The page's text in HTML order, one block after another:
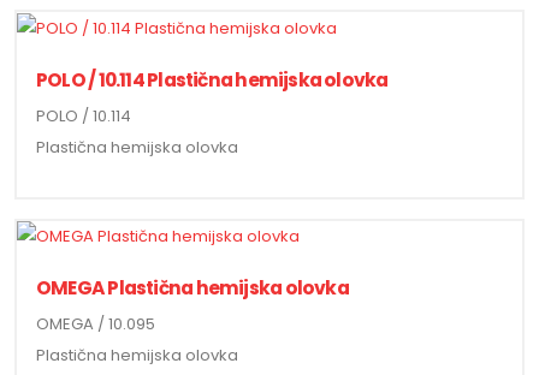
POLO / 10.114 Plastična hemijska olovka
POLO / 10.114
Plastična hemijska olovka
OMEGA Plastična hemijska olovka
OMEGA / 10.095
Plastična hemijska olovka